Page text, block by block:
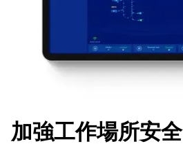
加強工作場所安全